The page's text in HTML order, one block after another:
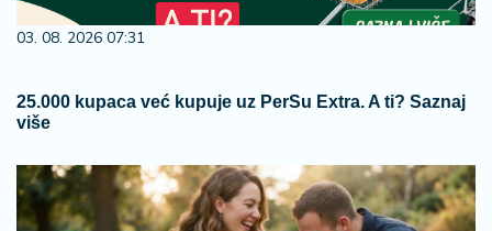
03. 08. 2026 07:31
25.000 kupaca već kupuje uz PerSu Extra. A ti? Saznaj
više